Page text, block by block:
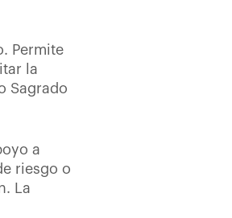
Permite
la
Sagrado
a
riesgo o
La